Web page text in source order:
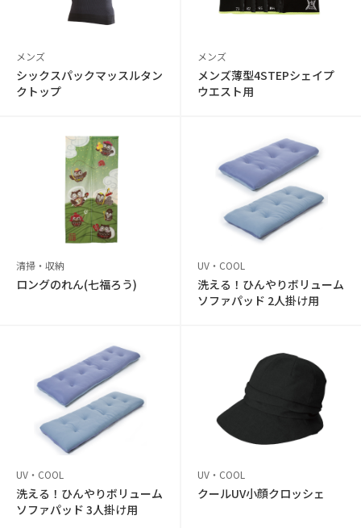
メンズ
シックスパックマッスルタン
クトップ
メンズ
メンズ薄型4STEPシェイプ
ウエスト用
清掃・収納
ロングのれん(七福ろう)
UV・COOL
洗える！ひんやりボリューム
ソファパッド 2人掛け用
UV・COOL
洗える！ひんやりボリューム
ソファパッド 3人掛け用
UV・COOL
クールUV小顔クロッシェ